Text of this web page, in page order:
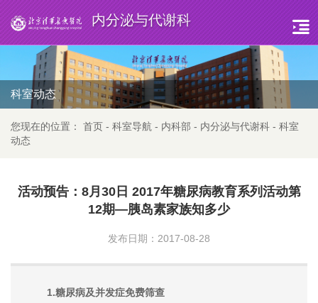
内分泌与代谢科
科室动态
您现在的位置： 首页 - 科室导航 - 内科部 - 内分泌与代谢科 - 科室
动态
活动预告：8月30日 2017年糖尿病教育系列活动第
12期—胰岛素家族知多少
发布日期：2017-08-28
1.糖尿病及并发症免费筛查